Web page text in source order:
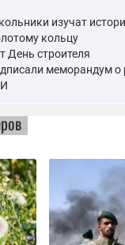
изучат
кольцу
День строителя
меморандум о